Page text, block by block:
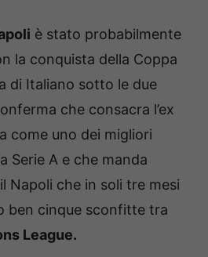
è stato probabilmente
la conquista della Coppa
di Italiano sotto le due
che consacra l’ex
come uno dei migliori
Serie A e che manda
Napoli che in soli tre mesi
ben cinque sconfitte tra
League.